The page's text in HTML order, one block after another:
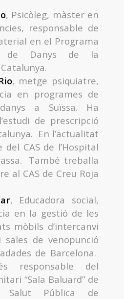
, Psicòleg, màster en
responsable de
en el Programa
de Danys de la
, metge psiquiatre,
en programes de
a Suïssa. Ha
de prescripció
En l’actualitat
del CAS de l’Hospital
També treballa
al CAS de Creu Roja
, Educadora social,
en la gestió de les
mòbils d’intercanvi
de venopunció
de Barcelona.
responsable del
“Sala Baluard” de
Salut Pública de